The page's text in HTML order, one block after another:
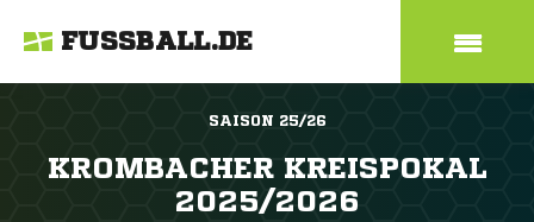
FUSSBALL.DE
SAISON 25/26
KROMBACHER KREISPOKAL
2025/2026